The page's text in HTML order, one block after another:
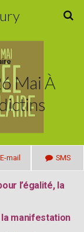
Mai À
E-mail SMS
l’égalité, la
manifestation